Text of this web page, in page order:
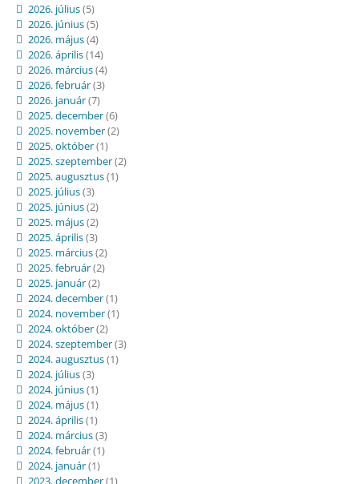
2026. július(5)
2026. június(5)
2026. május(4)
2026. április(14)
2026. március(4)
2026. február(3)
2026. január(7)
2025. december(6)
2025. november(2)
2025. október(1)
2025. szeptember(2)
2025. augusztus(1)
2025. július(3)
2025. június(2)
2025. május(2)
2025. április(3)
2025. március(2)
2025. február(2)
2025. január(2)
2024. december(1)
2024. november(1)
2024. október(2)
2024. szeptember(3)
2024. augusztus(1)
2024. július(3)
2024. június(1)
2024. május(1)
2024. április(1)
2024. március(3)
2024. február(1)
2024. január(1)
2023. december(1)